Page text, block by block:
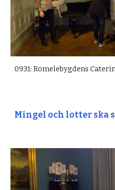
0931: Romelebygdens
Mingel och lotter ska